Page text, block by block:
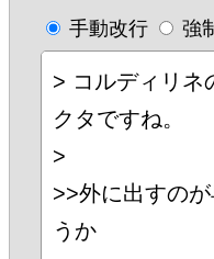
手動改行 強